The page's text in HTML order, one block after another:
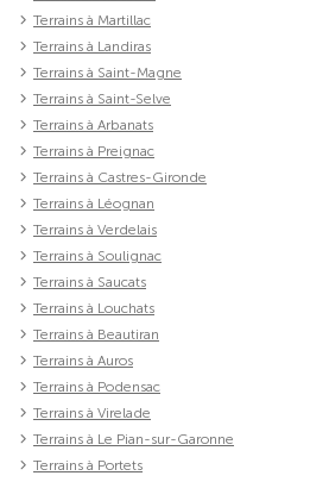
Terrains à Martillac
Terrains à Landiras
Terrains à Saint-Magne
Terrains à Saint-Selve
Terrains à Arbanats
Terrains à Preignac
Terrains à Castres-Gironde
Terrains à Léognan
Terrains à Verdelais
Terrains à Soulignac
Terrains à Saucats
Terrains à Louchats
Terrains à Beautiran
Terrains à Auros
Terrains à Podensac
Terrains à Virelade
Terrains à Le Pian-sur-Garonne
Terrains à Portets